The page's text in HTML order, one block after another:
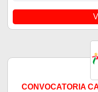
CONVOCATORIA